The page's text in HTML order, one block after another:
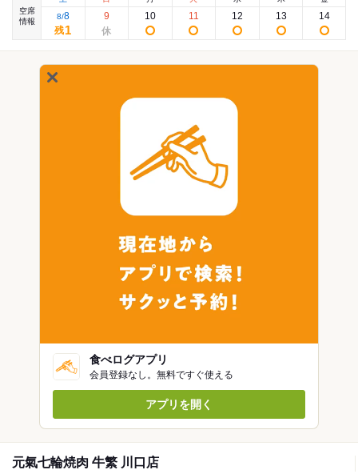
空席
情報
8/8
残1
9 10 11 12 13 14
食べログアプリ
会員登録なし。無料ですぐ使える
アプリを開く
元氣七輪焼肉 牛繁 川口店